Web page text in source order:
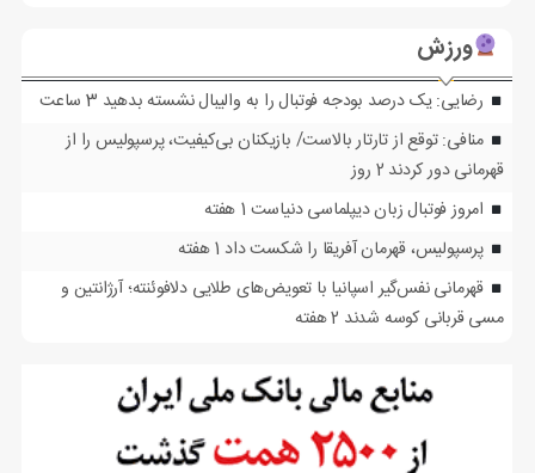
ورزش
رضایی: یک درصد بودجه فوتبال را به والیبال نشسته بدهید 3 ساعت
منافی: توقع از تارتار بالاست/ بازیکنان بی‌کیفیت، پرسپولیس را از
قهرمانی دور کردند 2 روز
امروز فوتبال زبان دیپلماسی دنیاست 1 هفته
پرسپولیس، قهرمان آفریقا را شکست داد 1 هفته
قهرمانی نفس‌گیر اسپانیا با تعویض‌های طلایی دلافوئنته؛ آرژانتین و
مسی قربانی کوسه شدند 2 هفته